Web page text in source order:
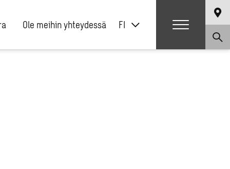
Ole meihin yhteydessä FI